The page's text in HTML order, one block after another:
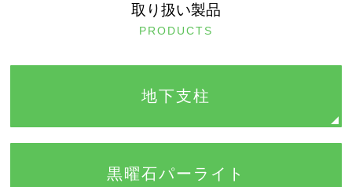
取り扱い製品
PRODUCTS
地下支柱
黒曜石パーライト